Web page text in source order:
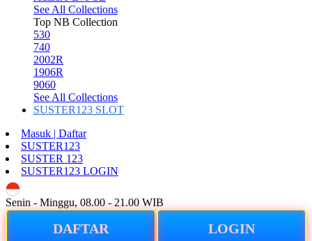
See All Collections
Top NB Collection
530
740
2002R
1906R
9060
See All Collections
SUSTER123 SLOT
Masuk | Daftar
SUSTER123
SUSTER 123
SUSTER123 LOGIN
Senin - Minggu, 08.00 - 21.00 WIB
DAFTAR LOGIN